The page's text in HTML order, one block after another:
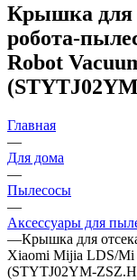
Крышка для
робота-
Robot
Главная
—
Для дома
—
Пылесосы
—
Аксессуары для
—Крышка для
Xiaomi Mijia LDS/Mi
(STYTJ02YM-